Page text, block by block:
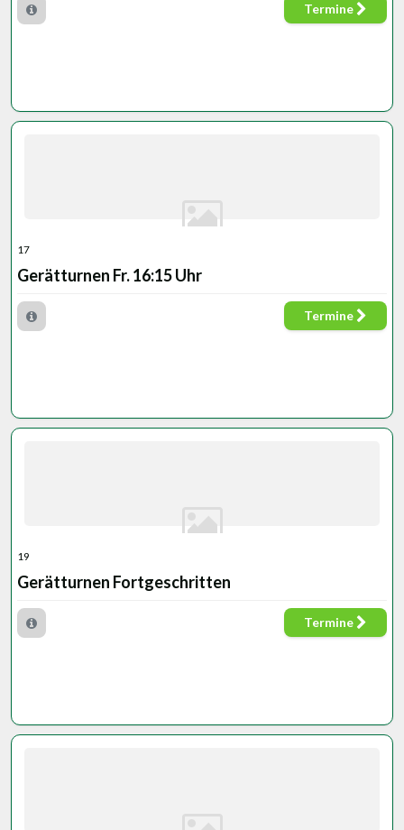
Termine
17
Gerätturnen Fr. 16:15 Uhr
Termine
19
Gerätturnen Fortgeschritten
Termine